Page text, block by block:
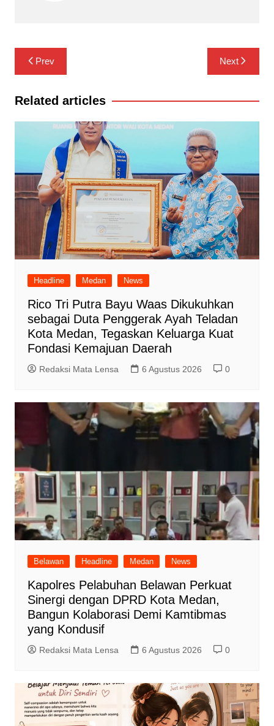
Navigasi
pos
Prev Next
Related articles
Headline Medan News
Rico Tri Putra Bayu Waas Dikukuhkan
sebagai Duta Penggerak Ayah Teladan
Kota Medan, Tegaskan Keluarga Kuat
Fondasi Kemajuan Daerah
Redaksi Mata Lensa 6 Agustus 2026 0
Belawan Headline Medan News
Kapolres Pelabuhan Belawan Perkuat
Sinergi dengan DPRD Kota Medan,
Bangun Kolaborasi Demi Kamtibmas
yang Kondusif
Redaksi Mata Lensa 6 Agustus 2026 0